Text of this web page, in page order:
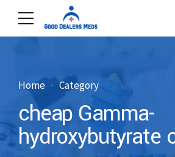
Home Category
cheap Gamma-
hydroxybutyrate